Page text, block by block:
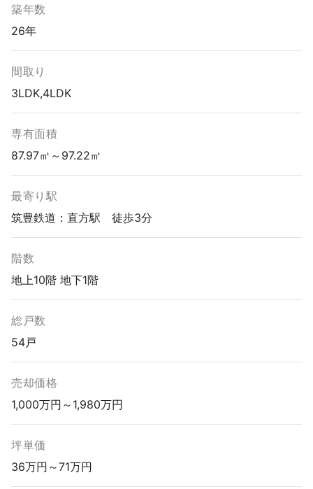
築年数
26年
間取り
3LDK,4LDK
専有面積
87.97㎡～97.22㎡
最寄り駅
筑豊鉄道：直方駅 徒歩3分
階数
地上10階 地下1階
総戸数
54戸
売却価格
1,000万円～1,980万円
坪単価
36万円～71万円